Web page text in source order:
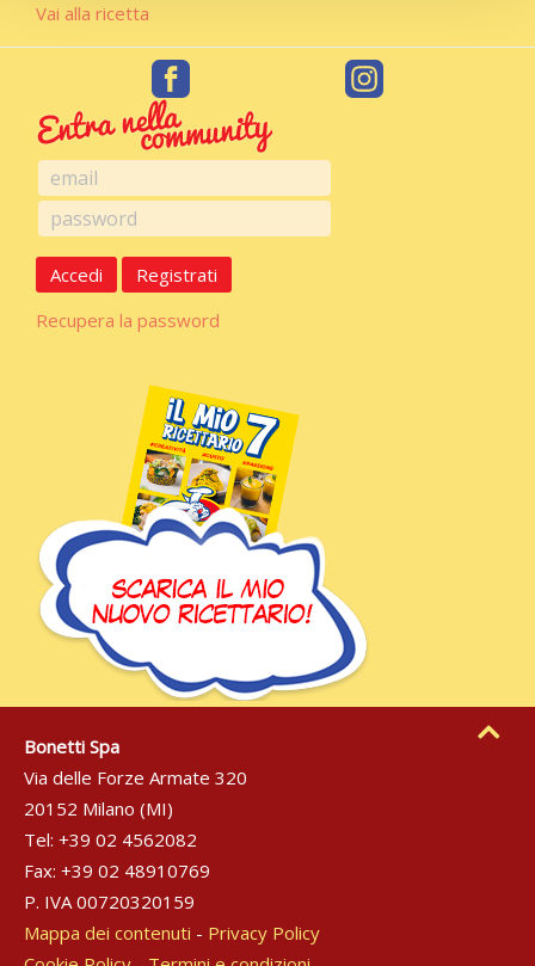
Vai alla ricetta
Accedi
Registrati
Recupera la password
Bonetti Spa
Via delle Forze Armate 320
20152 Milano (MI)
Tel: +39 02 4562082
Fax: +39 02 48910769
P. IVA 00720320159
Mappa dei contenuti - Privacy Policy